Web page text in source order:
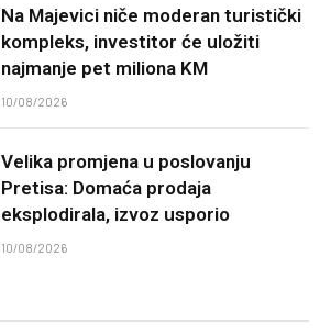
Na Majevici niče moderan turistički
kompleks, investitor će uložiti
najmanje pet miliona KM
10/08/2026
Velika promjena u poslovanju
Pretisa: Domaća prodaja
eksplodirala, izvoz usporio
10/08/2026